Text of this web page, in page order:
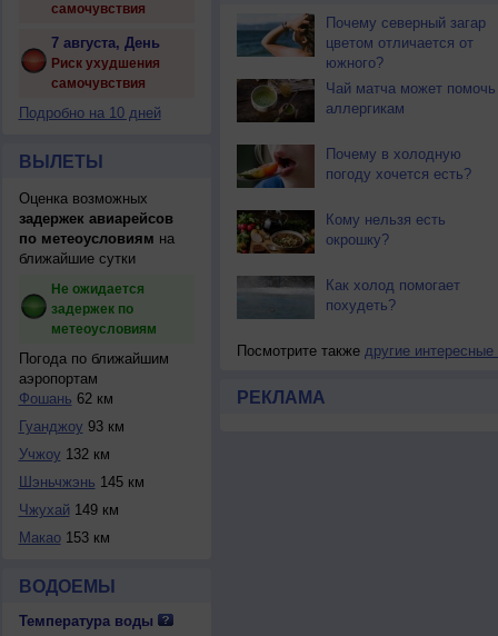
самочувствия
7 августа, День
Риск ухудшения
самочувствия
Подробно на 10 дней
ВЫЛЕТЫ
Оценка возможных
задержек авиарейсов
по метеоусловиям на
ближайшие сутки
Не ожидается
задержек по
метеоусловиям
Погода по ближайшим
аэропортам
Фошань 62 км
Гуанджоу 93 км
Учжоу 132 км
Шэньчжэнь 145 км
Чжухай 149 км
Макао153 км
ВОДОЕМЫ
Температура воды
Почему северный загар
цветом отличается от
южного?
Чай матча может помочь
аллергикам
Почему в холодную
погоду хочется есть?
Кому нельзя есть
окрошку?
Как холод помогает
похудеть?
Посмотрите также другие интересные
РЕКЛАМА